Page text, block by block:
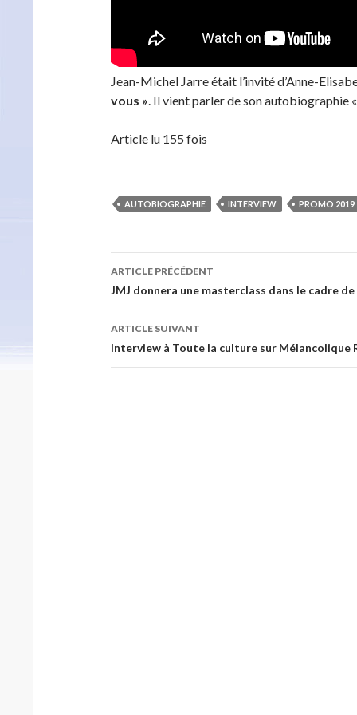
Jean-Michel Jarre était l’invité d’Anne-
vous ». Il vient parler de son autobiographie
Article lu 155 fois
AUTOBIOGRAPHIE INTERVIEW PROMO 2019
Navigation
des
articles
ARTICLE PRÉCÉDENT
JMJ donnera une masterclass dans le cadre
ARTICLE SUIVANT
Interview à Toute la culture sur Mélancolique